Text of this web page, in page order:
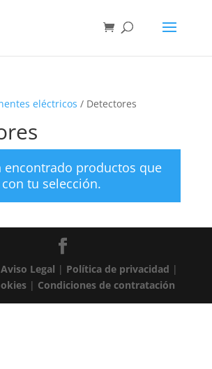
eléctricos / Detectores
encontrado productos que
tu selección.
Aviso Legal | Política de privacidad |
| Condiciones de contratación